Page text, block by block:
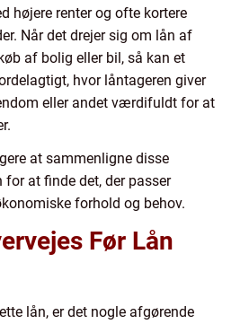
højere renter og ofte kortere
Når det drejer sig om lån af
af bolig eller bil, så kan et
hvor låntageren giver
eller andet værdifuldt for at
at sammenligne disse
at finde det, der passer
forhold og behov.
Før Lån
lån, er det nogle afgørende